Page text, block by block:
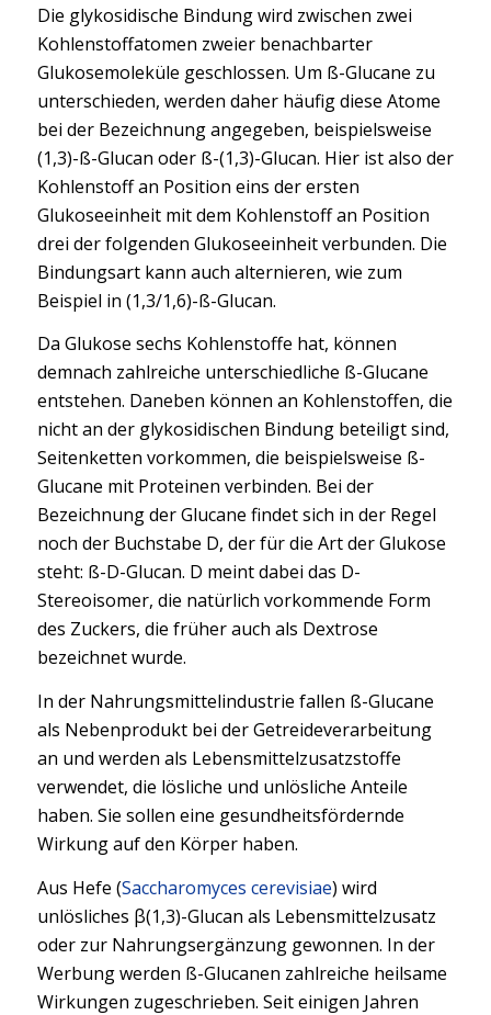
Die glykosidische Bindung wird zwischen zwei
Kohlenstoffatomen zweier benachbarter
Glukosemoleküle geschlossen. Um ß-Glucane zu
unterschieden, werden daher häufig diese Atome
bei der Bezeichnung angegeben, beispielsweise
(1,3)-ß-Glucan oder ß-(1,3)-Glucan. Hier ist also der
Kohlenstoff an Position eins der ersten
Glukoseeinheit mit dem Kohlenstoff an Position
drei der folgenden Glukoseeinheit verbunden. Die
Bindungsart kann auch alternieren, wie zum
Beispiel in (1,3/1,6)-ß-Glucan.
Da Glukose sechs Kohlenstoffe hat, können
demnach zahlreiche unterschiedliche ß-Glucane
entstehen. Daneben können an Kohlenstoffen, die
nicht an der glykosidischen Bindung beteiligt sind,
Seitenketten vorkommen, die beispielsweise ß-
Glucane mit Proteinen verbinden. Bei der
Bezeichnung der Glucane findet sich in der Regel
noch der Buchstabe D, der für die Art der Glukose
steht: ß-D-Glucan. D meint dabei das D-
Stereoisomer, die natürlich vorkommende Form
des Zuckers, die früher auch als Dextrose
bezeichnet wurde.
In der Nahrungsmittelindustrie fallen ß-Glucane
als Nebenprodukt bei der Getreideverarbeitung
an und werden als Lebensmittelzusatzstoffe
verwendet, die lösliche und unlösliche Anteile
haben. Sie sollen eine gesundheitsfördernde
Wirkung auf den Körper haben.
Aus Hefe (Saccharomyces cerevisiae) wird
unlösliches β(1,3)-Glucan als Lebensmittelzusatz
oder zur Nahrungsergänzung gewonnen. In der
Werbung werden ß-Glucanen zahlreiche heilsame
Wirkungen zugeschrieben. Seit einigen Jahren